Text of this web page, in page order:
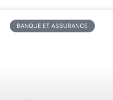
BANQUE ET ASSURANCE